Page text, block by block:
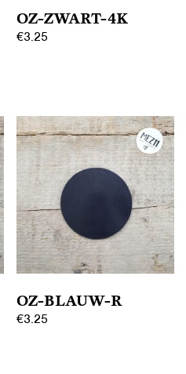
OZ-ZWART-4K
€3.25
OZ-BLAUW-R
€3.25